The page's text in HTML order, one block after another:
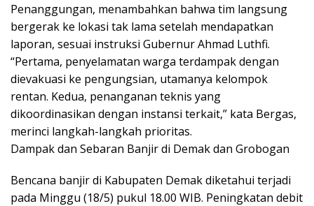
Penanggungan, menambahkan bahwa tim langsung
bergerak ke lokasi tak lama setelah mendapatkan
laporan, sesuai instruksi Gubernur Ahmad Luthfi.
“Pertama, penyelamatan warga terdampak dengan
dievakuasi ke pengungsian, utamanya kelompok
rentan. Kedua, penanganan teknis yang
dikoordinasikan dengan instansi terkait,” kata Bergas,
merinci langkah-langkah prioritas.
Dampak dan Sebaran Banjir di Demak dan Grobogan
Bencana banjir di Kabupaten Demak diketahui terjadi
pada Minggu (18/5) pukul 18.00 WIB. Peningkatan debit